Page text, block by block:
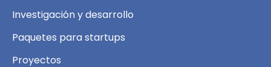
Investigación y desarrollo
Paquetes para startups
Proyectos